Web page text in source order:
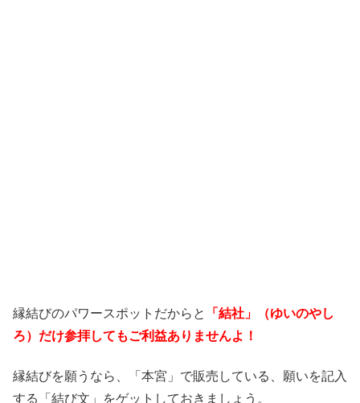
縁結びのパワースポットだからと
「結社」（ゆいのやし
ろ）だけ参拝してもご利益ありませんよ！
縁結びを願うなら、「本宮」で販売している、願いを記入
する「結び文」をゲットしておきましょう。